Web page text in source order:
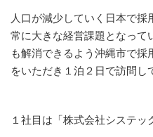
人口が減少していく日本で
常に大きな経営課題となって
も解消できるよう沖縄市で
をいただき１泊２日で訪問し
１社目は「株式会社システッ